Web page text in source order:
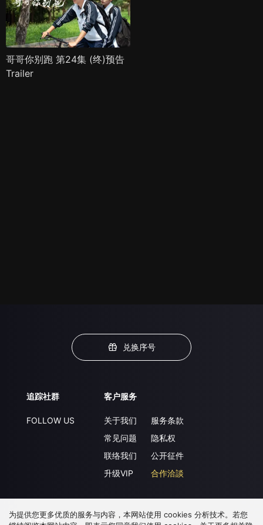
哥哥你别跑 第24集 (终)预告
Trailer
兑换序号
追踪社群
FOLLOW US
客户服务
关于我们
常见问题
联络我们
升级VIP
服务条款
隐私权
公开征件
合作洽談
下载 APP
为提供您更多优质的服务与内容，本网站使用 cookies 分析技术。若您